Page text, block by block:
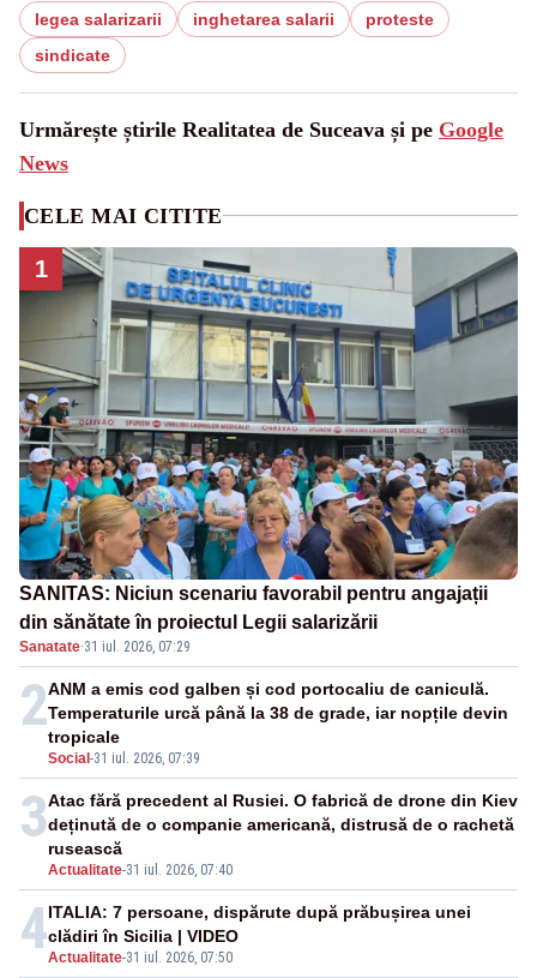
legea salarizarii inghetarea salarii
proteste
sindicate
Urmărește știrile Realitatea de Suceava și pe Google
News
CELE MAI CITITE
1
SANITAS: Niciun scenariu favorabil pentru angajații
din sănătate în proiectul Legii salarizării
Sanatate·31 iul. 2026, 07:29
2
Social -31 iul. 2026, 07:39
ANM a emis cod galben și cod portocaliu de caniculă.
Temperaturile urcă până la 38 de grade, iar nopțile devin
tropicale
3
Actualitate-31 iul. 2026, 07:40
Atac fără precedent al Rusiei. O fabrică de drone din Kiev
deținută de o companie americană, distrusă de o rachetă
rusească
4Actualitate-31 iul. 2026, 07:50
ITALIA: 7 persoane, dispărute după prăbușirea unei
clădiri în Sicilia | VIDEO